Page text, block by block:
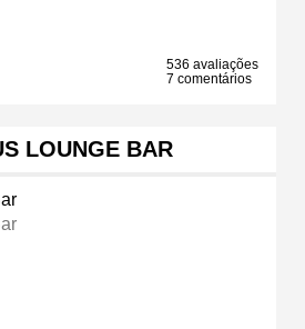
536 avaliações
7 comentários
LOUNGE BAR